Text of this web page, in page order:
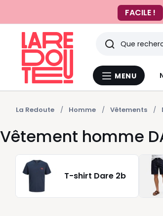
FACILE !
Menu
MENU
Rechercher
articles
vus
La Redoute Homme Vêtements
Vêtement homme
T-shirt Dare 2b